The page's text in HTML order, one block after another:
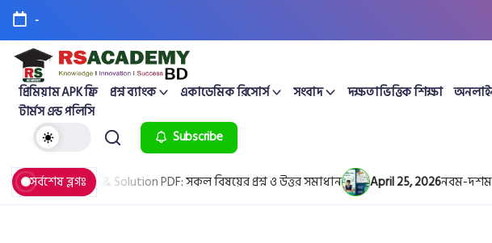
-
প্রিমিয়াম APK ফ্রি প্রশ্ন ব্যাংক একাডেমিক রিসোর্স সংবাদ দক্ষতাভিত্তিক শিক্ষা
টার্মস এন্ড পলিসি
Subscribe
সর্বশেষ ব্লগঃ
& Solution PDF: সকল বিষয়ের প্রশ্ন ও উত্তর সমাধান April 25, 2026নবম-দশম ও